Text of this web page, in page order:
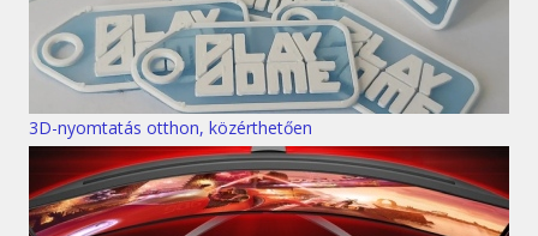
3D-nyomtatás otthon, közérthetően